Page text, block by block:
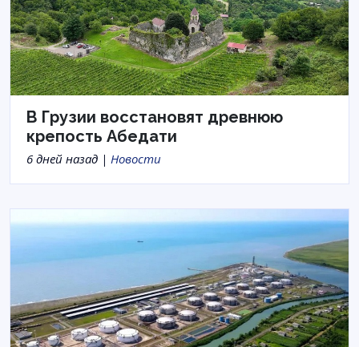
В Грузии восстановят древнюю
крепость Абедати
6 дней назад | Новости